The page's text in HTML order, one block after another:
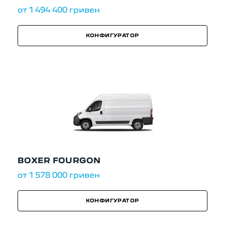
от 1 494 400 гривен
КОНФИГУРАТОР
BOXER FOURGON
от 1 578 000 гривен
КОНФИГУРАТОР